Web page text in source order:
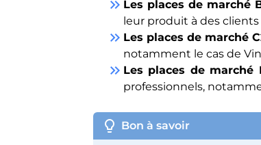
keyboard_double_arrow_right Les places de marché
leur produit à des
keyboard_double_arrow_right Les places de marché
notamment le cas de
keyboard_double_arrow_right Les places de marché
professionnels,
lightbulb Bon à savoir